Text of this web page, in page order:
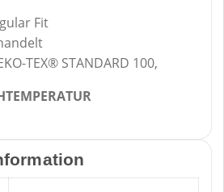
Fit
TEX® STANDARD 100,